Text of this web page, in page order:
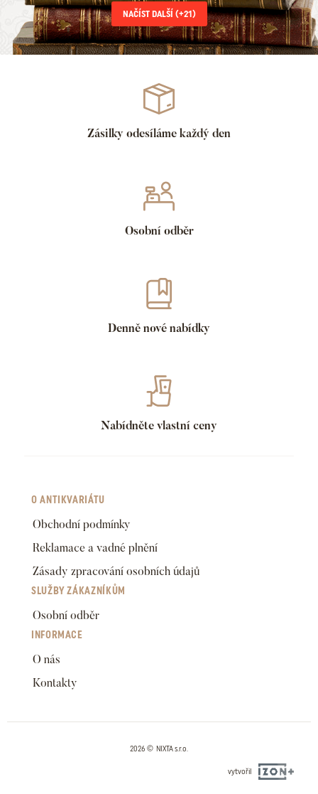
NAČÍST DALŠÍ (+21)
Zásilky odesíláme každý den
Osobní odběr
Denně nové nabídky
Nabídněte vlastní ceny
O ANTIKVARIÁTU
Obchodní podmínky
Reklamace a vadné plnění
Zásady zpracování osobních údajů
SLUŽBY ZÁKAZNÍKŮM
Osobní odběr
INFORMACE
O nás
Kontakty
2026 © NIXTA s.r.o.
vytvořil